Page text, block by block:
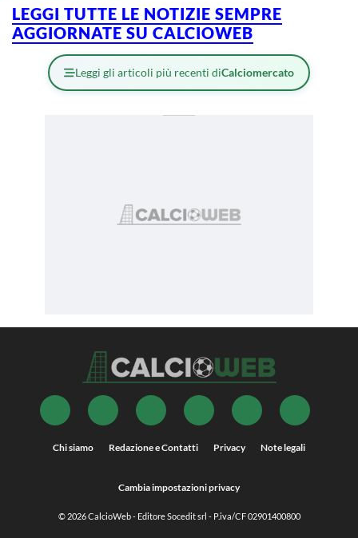
LEGGI TUTTE LE NOTIZIE SEMPRE
AGGIORNATE SU CALCIOWEB
Leggi gli articoli più recenti diCalciomercato
Chi siamo Redazione e Contatti Privacy Note legali
Cambia impostazioni privacy
© 2026CalcioWeb- Editore Socedit srl - P.iva/CF 02901400800